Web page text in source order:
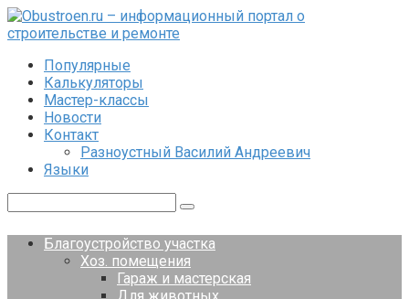
Перейти
к
Популярные
Калькуляторы
Мастер-классы
Новости
Контакт
Разноустный Василий Андреевич
Языки
Благоустройство участка
Хоз. помещения
Гараж и мастерская